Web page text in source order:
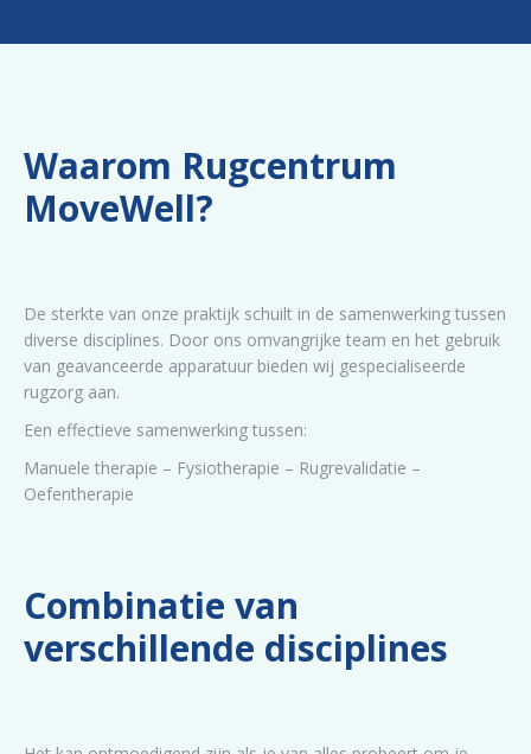
Waarom Rugcentrum
MoveWell?
De sterkte van onze praktijk schuilt in de samenwerking tussen
diverse disciplines. Door ons omvangrijke team en het gebruik
van geavanceerde apparatuur bieden wij gespecialiseerde
rugzorg aan.
Een effectieve samenwerking tussen:
Manuele therapie – Fysiotherapie – Rugrevalidatie –
Oefentherapie
Combinatie van
verschillende disciplines